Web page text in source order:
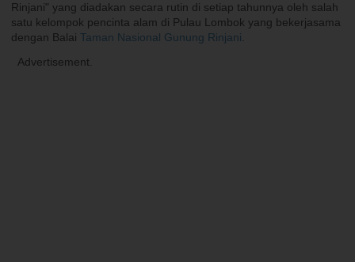
Rinjani" yang diadakan secara rutin di setiap tahunnya oleh salah
satu kelompok pencinta alam di Pulau Lombok yang bekerjasama
dengan Balai Taman Nasional Gunung Rinjani
Advertisement.